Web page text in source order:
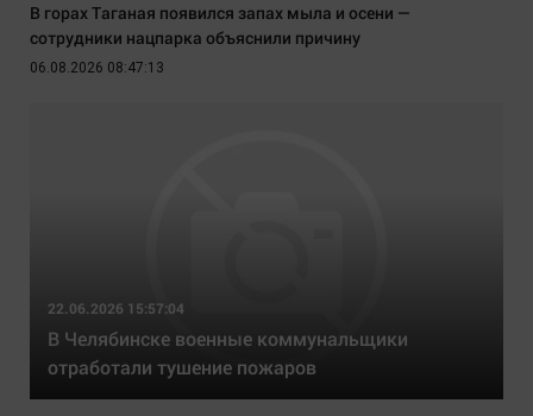
В горах Таганая появился запах мыла и осени —
сотрудники нацпарка объяснили причину
06.08.2026 08:47:13
22.06.2026 15:57:04
В Челябинске военные коммунальщики
отработали тушение пожаров